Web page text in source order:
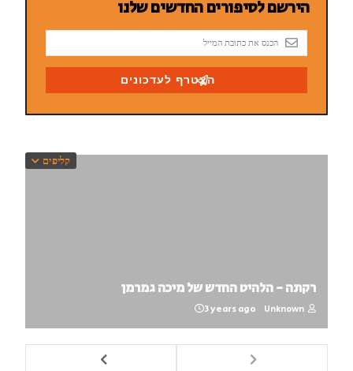
קליפים
רקתה - הלהיט החדש של מיכה גמרמן
Unknown
3 years ago